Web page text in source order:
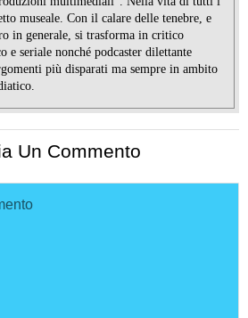
museale. Con il calare delle tenebre, e
in generale, si trasforma in critico
e seriale nonché podcaster dilettante
più disparati ma sempre in ambito
Un Commento